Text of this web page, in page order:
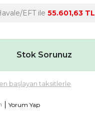
EFT ile 55.601,63 TL
Stok Sorunuz
başlayan taksitlerle
Yorum Yap